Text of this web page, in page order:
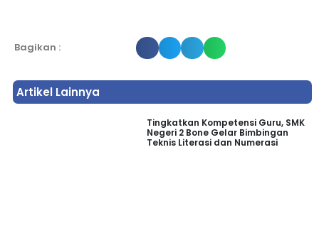
Bagikan :
Artikel Lainnya
Tingkatkan Kompetensi Guru, SMK
Negeri 2 Bone Gelar Bimbingan
Teknis Literasi dan Numerasi